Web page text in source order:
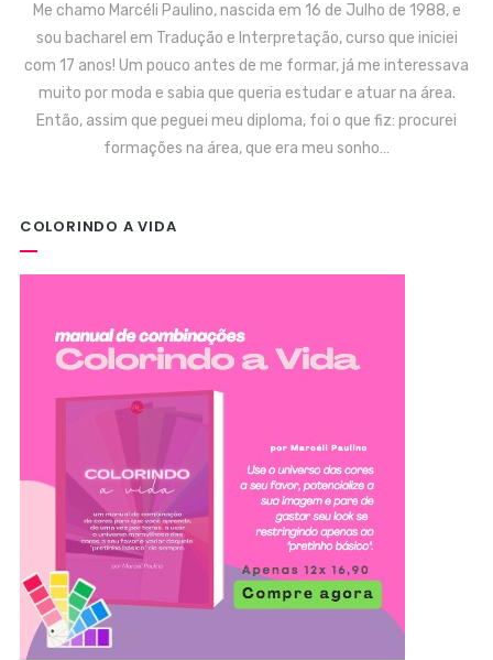
Me chamo Marcéli Paulino, nascida em 16 de Julho de 1988, e
sou bacharel em Tradução e Interpretação, curso que iniciei
com 17 anos! Um pouco antes de me formar, já me interessava
muito por moda e sabia que queria estudar e atuar na área.
Então, assim que peguei meu diploma, foi o que fiz: procurei
formações na área, que era meu sonho…
COLORINDO A VIDA